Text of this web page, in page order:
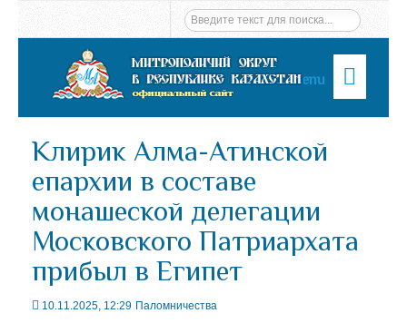
Menu
Клирик Алма-Атинской
епархии в составе
монашеской делегации
Московского Патриархата
прибыл в Египет
10.11.2025, 12:29 Паломничества